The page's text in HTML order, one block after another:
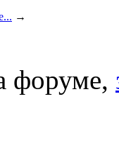
→
форуме,